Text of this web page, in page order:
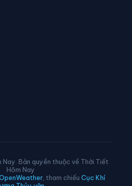
Xã Phụ Dực
Bản quyền thuộc về Thời Tiết
Hôm Nay
, tham chiếu Cục Khí